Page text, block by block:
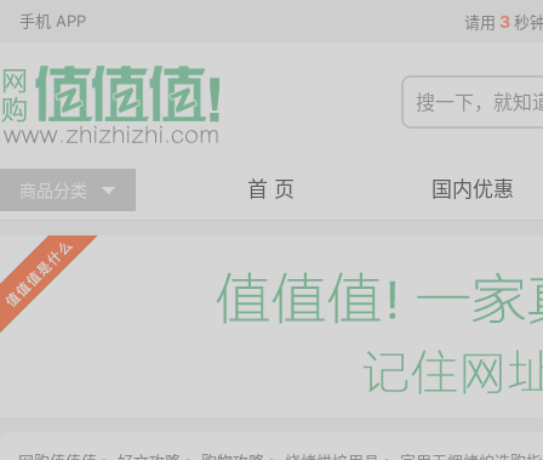
手机 APP 请用 3 秒
商品分类 首 页 国内优惠